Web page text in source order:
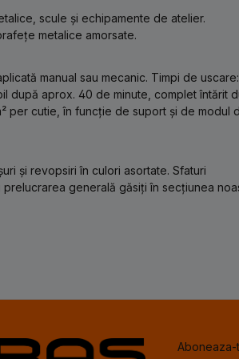
scule și echipamente de atelier.
metalice amorsate.
manual sau mecanic. Timpi de
după aprox. 40 de minute, complet întărit
per cutie, în funcție de suport și de modul
și revopsiri în culori asortate. Sfaturi
generală găsiți în secțiunea
Aboneaza-